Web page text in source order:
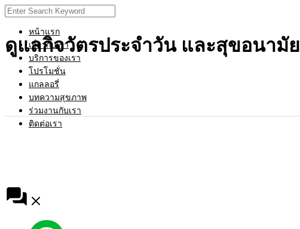
Skip
to
contentหน้าแรก
เกี่ยวกับเรา
บริการของเรา
โปรโมชั่น
แกลลอรี่
บทความสุขภาพ
ร่วมงานกับเรา
ติดต่อเรา
Search
for:
ดูแลกิจวัตรประจำวัน และสุขอนามัย